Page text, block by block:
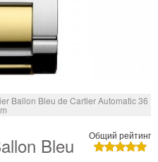
Ballon Bleu de Cartier Automatic 36
Общий рейтинг
Bleu